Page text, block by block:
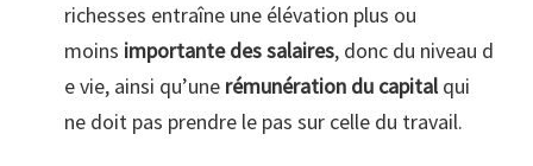
richesses entraîne une élévation plus ou
moins importante des salaires, donc du niveau d
e vie, ainsi qu’une rémunération du capitalqui
ne doit pas prendre le pas sur celle du travail.